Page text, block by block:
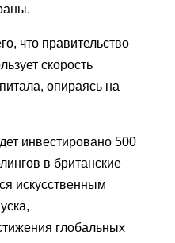
что правительство
скорость
опираясь на
инвестировано 500
в британские
искусственным
глобальных